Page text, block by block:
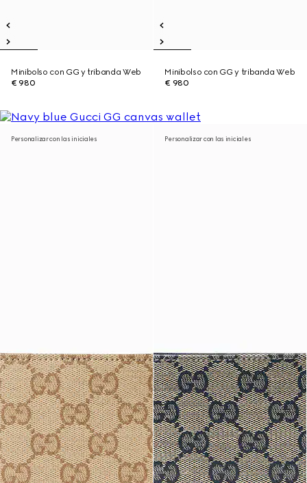
Minibolso con GG y tribanda Web
€ 980
Minibolso con GG y tribanda Web
€ 980
Personalizar con las iniciales Personalizar con las iniciales